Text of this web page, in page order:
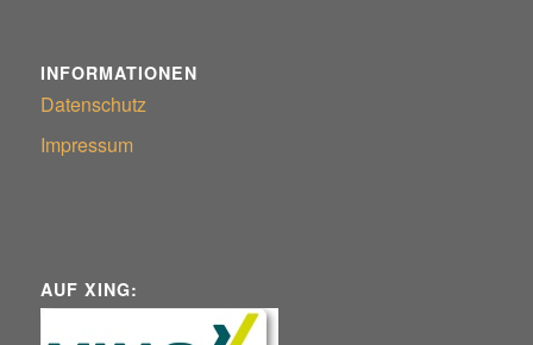
INFORMATIONEN
Datenschutz
Impressum
AUF XING: